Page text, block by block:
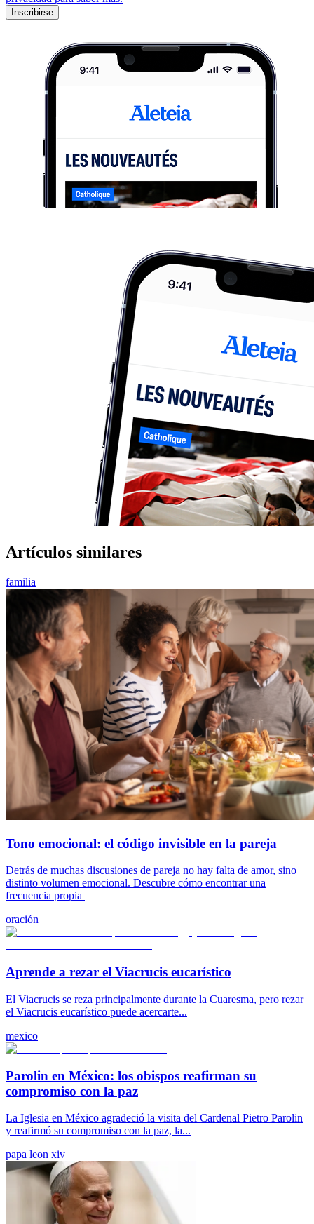
Inscribirse
Artículos similares
familia
Tono emocional: el código invisible en la pareja
Detrás de muchas discusiones de pareja no hay falta de amor, sino
distinto volumen emocional. Descubre cómo encontrar una
frecuencia propia
oración
Aprende a rezar el Viacrucis eucarístico
El Viacrucis se reza principalmente durante la Cuaresma, pero rezar
el Viacrucis eucarístico puede acercarte...
mexico
Parolin en México: los obispos reafirman su
compromiso con la paz
La Iglesia en México agradeció la visita del Cardenal Pietro Parolin
y reafirmó su compromiso con la paz, la...
papa leon xiv